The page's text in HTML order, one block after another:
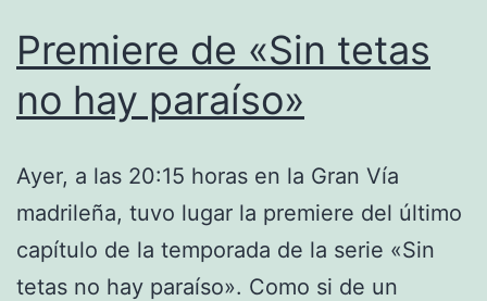
Premiere de «Sin tetas
no hay paraíso»
Ayer, a las 20:15 horas en la Gran Vía
madrileña, tuvo lugar la premiere del último
capítulo de la temporada de la serie «Sin
tetas no hay paraíso». Como si de un